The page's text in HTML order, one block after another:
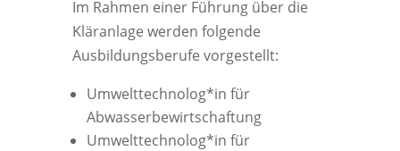
Im Rahmen einer Führung über die
Kläranlage werden folgende
Ausbildungsberufe vorgestellt:
Umwelttechnolog*in für
Abwasserbewirtschaftung
Umwelttechnolog*in für